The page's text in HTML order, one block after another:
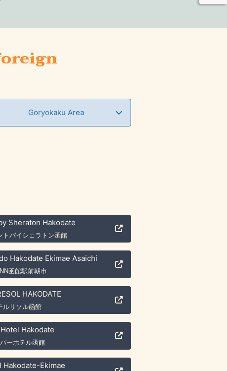
Goryokaku Area
Sheraton Hakodate
トバイシェラトン函館
Hakodate Ekimae Asaichi
函館駅前朝市
HAKODATE
ルリソル函館
Hakodate
ーホテル函館
Hakodate-Ekimae